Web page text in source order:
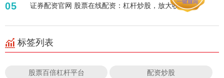
05 证券配资官网 股票在线配资：杠杆炒股，放大收益！
标签列表
股票百倍杠杆平台 配资炒股